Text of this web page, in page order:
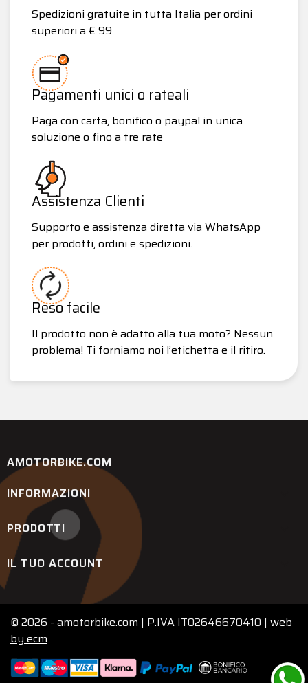
Spedizioni gratuite in tutta Italia per ordini
superiori a € 99
Pagamenti unici o rateali
Paga con carta, bonifico o paypal in unica
soluzione o fino a tre rate
Assistenza Clienti
Supporto e assistenza diretta via WhatsApp
per prodotti, ordini e spedizioni.
Reso facile
Il prodotto non è adatto alla tua moto? Nessun
problema! Ti forniamo noi l’etichetta e il ritiro.
AMOTORBIKE.COM
INFORMAZIONI
PRODOTTI
IL TUO ACCOUNT
© 2026 - amotorbike.com | P.IVA IT02646670410 | web
byecm